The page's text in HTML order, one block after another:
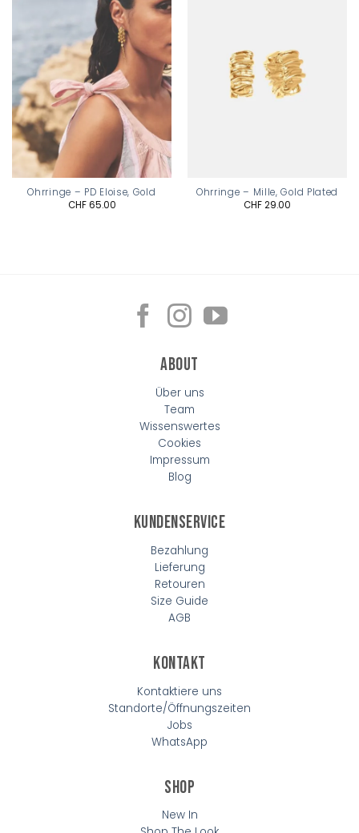
Add to
wishlist
Ohrringe – PD Eloise, Gold
CHF65.00
Ohrringe – Mille, Gold Plated
CHF29.00
About
Über uns
Team
Wissenswertes
Cookies
Impressum
Blog
Kundenservice
Bezahlung
Lieferung
Retouren
Size Guide
AGB
Kontakt
Kontaktiere uns
Standorte/Öffnungszeiten
Jobs
WhatsApp
Shop
New In